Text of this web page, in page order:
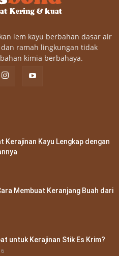
lem kayu berbahan dasar air
ramah lingkungan tidak
kimia berbahaya.
Kerajinan Kayu Lengkap dengan
Membuat Keranjang Buah dari
untuk Kerajinan Stik Es Krim?